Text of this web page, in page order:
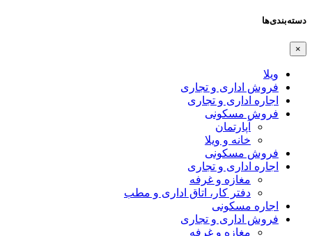
دسته‌بندی‌ها
×
ویلا
فروش اداری و تجاری
اجاره اداری و تجاری
فروش مسکونی
آپارتمان
خانه و ویلا
فروش مسکونی
اجاره اداری و تجاری
مغازه و غرفه
دفتر کار، اتاق اداری و مطب
اجاره مسکونی
فروش اداری و تجاری
مغازه و غرفه